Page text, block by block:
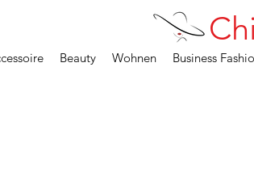
Beauty Wohnen Business